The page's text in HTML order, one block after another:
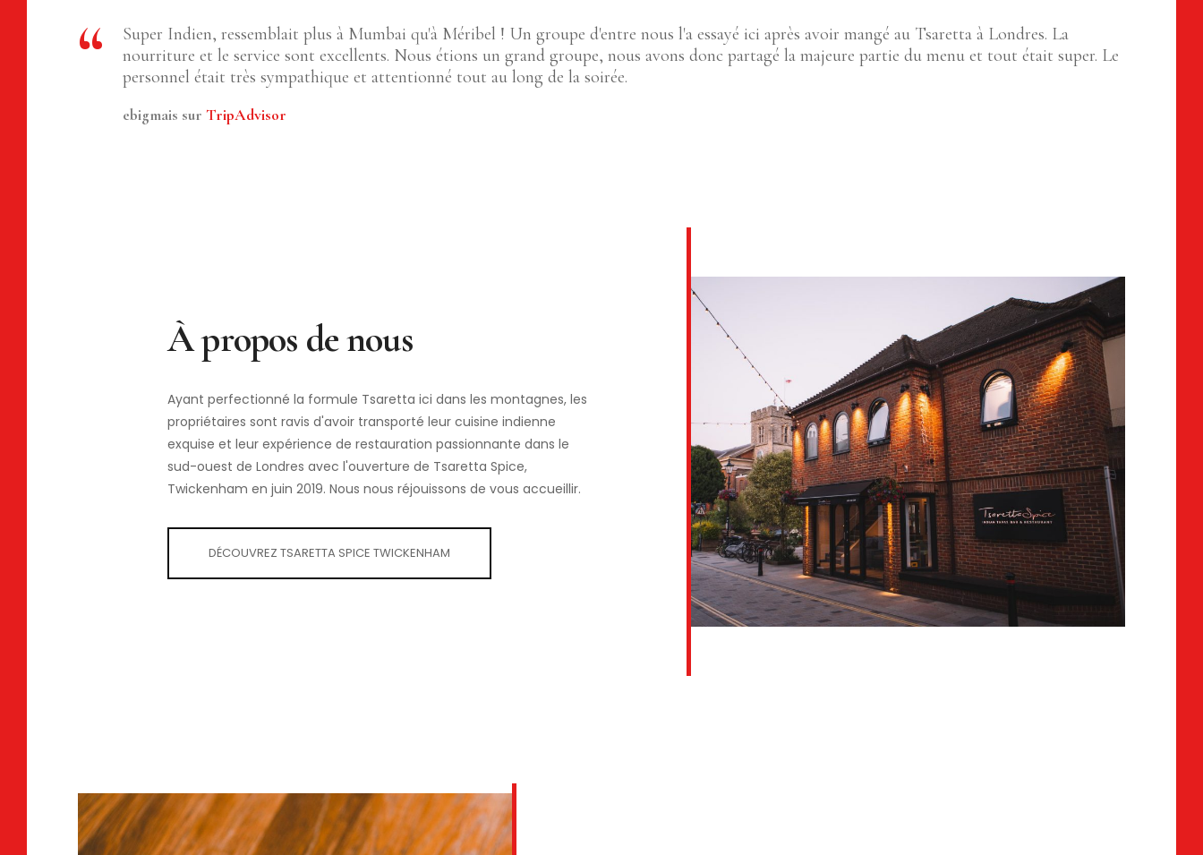
Super Indien, ressemblait plus à Mumbai qu'à Méribel ! Un groupe d'entre nous l'a essayé ici après avoir mangé au Tsaretta à Londres. La
nourriture et le service sont excellents. Nous étions un grand groupe, nous avons donc partagé la majeure partie du menu et tout était super. Le
personnel était très sympathique et attentionné tout au long de la soirée.
ebigmais sur TripAdvisor
Ayant perfectionné la formule Tsaretta ici dans les montagnes, les
propriétaires sont ravis d'avoir transporté leur cuisine indienne
exquise et leur expérience de restauration passionnante dans le
sud-ouest de Londres avec l'ouverture de Tsaretta Spice,
Twickenham en juin 2019. Nous nous réjouissons de vous accueillir.
DÉCOUVREZ TSARETTA SPICE TWICKENHAM